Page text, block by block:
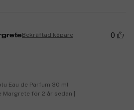
Bekräftad köpare 0
Eau de Parfum 30 ml
Margrete för 2 år sedan |